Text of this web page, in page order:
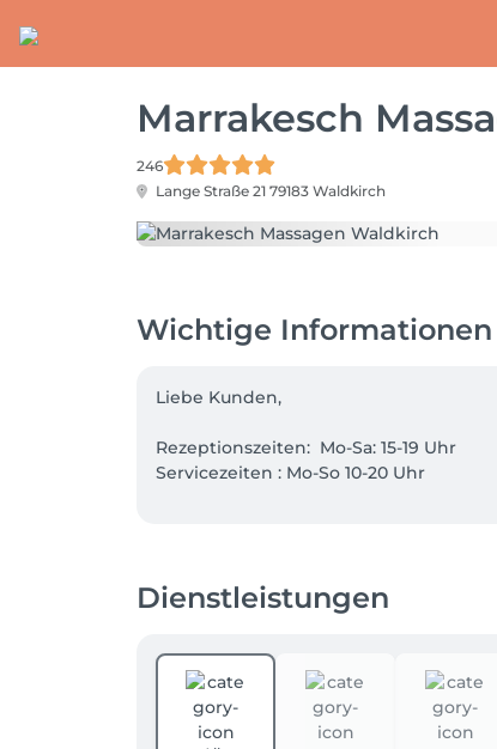
Marrakesch
246
Lange Straße 21 79183 Waldkirch
Wichtige Informationen
Liebe Kunden,
Rezeptionszeiten:  Mo-Sa: 15-19 Uhr
Servicezeiten : Mo-So 10-20 Uhr
Ihr werdet vom System nach eurer
entscheiden wie ihr zahlen wollt oder
Die Kreditkarte dient lediglich uns
oder einfach nicht zum Termin
Dienstleistungen